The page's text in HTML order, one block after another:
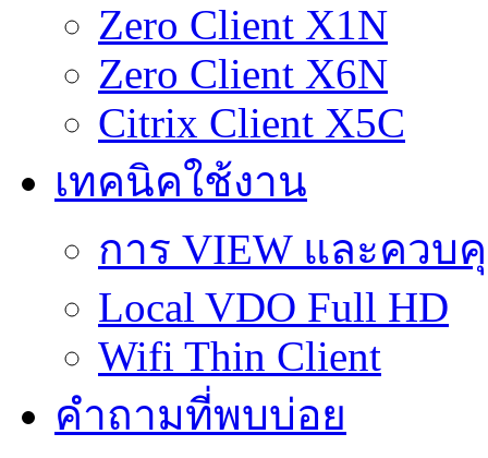
Zero Client X1N
Zero Client X6N
Citrix Client X5C
เทคนิคใช้งาน
การ VIEW และควบ
Local VDO Full HD
Wifi Thin Client
คำถามที่พบบ่อย